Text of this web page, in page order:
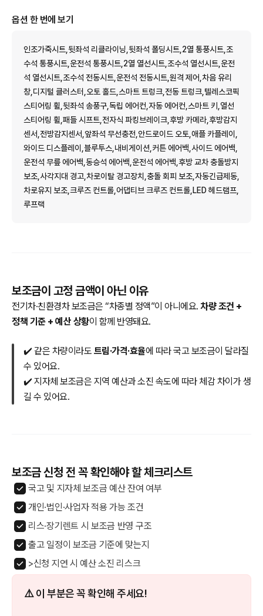
옵션 한 번에 보기
인조가죽시트,뒷좌석 리클라이닝,뒷좌석 폴딩시트,2열 통풍시트,조
수석 통풍시트,운전석 통풍시트,2열 열선시트,조수석 열선시트,운전
석 열선시트,조수석 전동시트,운전석 전동시트,원격 제어,차음 유리
창,디지털 클러스터,오토 홀드,스마트 트렁크,전동 트렁크,텔레스코픽
스티어링 휠,뒷좌석 송풍구,독립 에어컨,자동 에어컨,스마트 키,열선
스티어링 휠,패들 시프트,전자식 파킹브레이크,후방 카메라,후방감지
센서,전방감지센서,앞좌석 무선충전,안드로이드 오토,애플 카플레이,
와이드 디스플레이,블루투스,내비게이션,커튼 에어백,사이드 에어백,
운전석 무릎 에어백,동승석 에어백,운전석 에어백,후방 교차 충돌방지
보조,사각지대 경고,차로이탈 경고장치,충돌 회피 보조,자동긴급제동,
차로유지 보조,크루즈 컨트롤,어댑티브 크루즈 컨트롤,LED 헤드램프,
루프랙
보조금이 고정 금액이 아닌 이유
전기차·친환경차 보조금은 “차종별 정액”이 아니에요. 차량 조건 +
정책 기준 + 예산 상황이 함께 반영돼요.
✔️ 같은 차량이라도 트림·가격·효율에 따라 국고 보조금이 달라질
수 있어요.
✔️ 지자체 보조금은 지역 예산과 소진 속도에 따라 체감 차이가 생
길 수 있어요.
보조금 신청 전 꼭 확인해야 할 체크리스트
국고 및 지자체 보조금 예산 잔여 여부
개인·법인·사업자 적용 가능 조건
리스·장기렌트 시 보조금 반영 구조
출고 일정이 보조금 기준에 맞는지
>신청 지연 시 예산 소진 리스크
⚠️ 이 부분은 꼭 확인해 주세요!